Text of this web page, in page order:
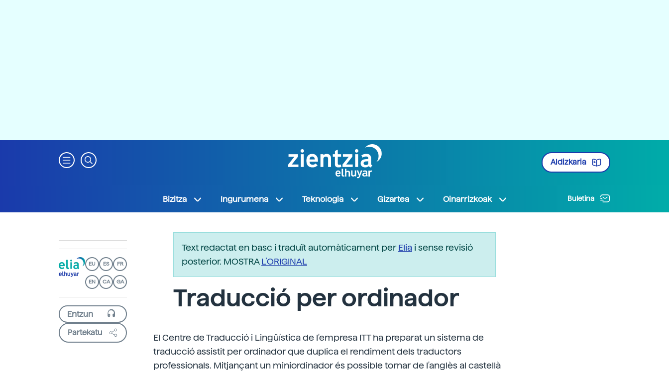
Aldizkaria
Bizitza Ingurumena Teknologia Gizartea Oinarrizkoak Buletina
EU ES FR
EN CA GA
Partekatu
Text redactat en basc i traduït automàticament perElia i sense revisió
posterior. MOSTRAL’ORIGINAL
Traducció per ordinador
El Centre de Traducció i Lingüística de l'empresa ITT ha preparat un sistema de
traducció assistit per ordinador que duplica el rendiment dels traductors
professionals. Mitjançant un miniordinador és possible tornar de l'anglès al castellà